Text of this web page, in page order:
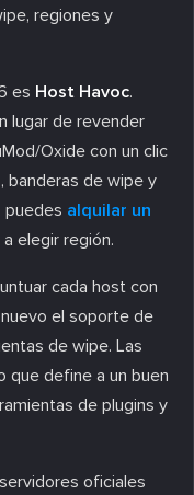
regiones y
es Host Havoc.
lugar de revender
Oxide con un clic
banderas de wipe y
puedes alquilar un
elegir región.
cada host con
el soporte de
de wipe. Las
que define a un buen
de plugins y
oficiales